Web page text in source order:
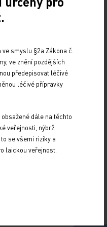
smyslu §2a Zákona č.
ve znění pozdějších
předepisovat léčivé
léčivé přípravky
dále na těchto
veřejnosti, nýbrž
se všemi riziky a
laickou veřejnost.